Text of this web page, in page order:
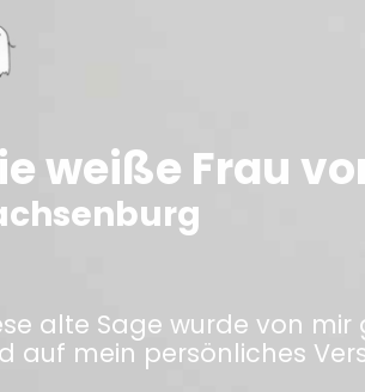
weiße Frau
alte Sage wurde von mir
auf mein persönliches